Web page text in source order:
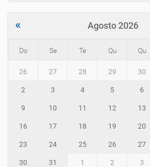
« Agosto 2026
Do Se Te Qu Qu
26 27 28 29 30
2 3 4 5 6
9 10 11 12 13
16 17 18 19 20
23 24 25 26 27
30 31 1 2 3